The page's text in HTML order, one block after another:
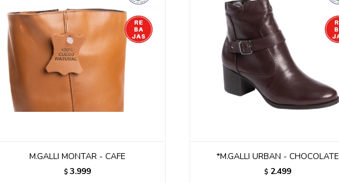
M.GALLI MONTAR - CAFE
$ 3.999
*M.GALLI URBAN - CHOCOLATE
$ 2.499